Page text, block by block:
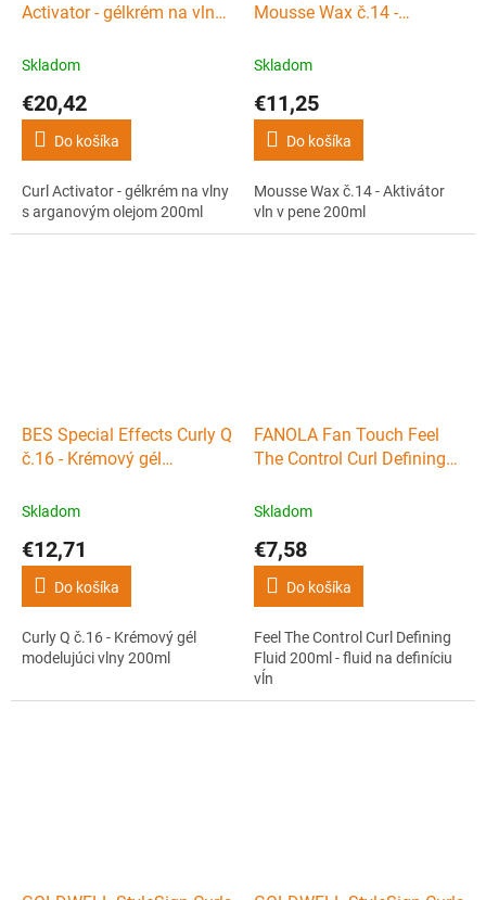
Activator - gélkrém na vlny
Skladom
€20,42
Do košíka
Curl Activator - gélkrém na vlny
s arganovým olejom 200ml
Mousse Wax č.14 -
Skladom
€11,25
Do košíka
Mousse Wax č.14 - Aktivátor
vln v pene 200ml
BES Special Effects Curly Q
č.16 - Krémový gél
Skladom
€12,71
Do košíka
Curly Q č.16 - Krémový gél
modelujúci vlny 200ml
FANOLA Fan Touch Feel
The Control Curl Defining
definíciu vĺn
Skladom
€7,58
Do košíka
Feel The Control Curl Defining
Fluid 200ml - fluid na definíciu
vĺn